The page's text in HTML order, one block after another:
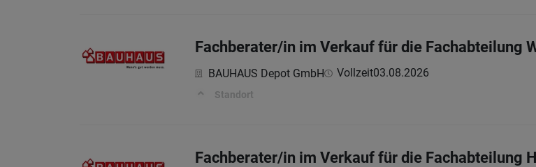
Fachberater/in im Verkauf für die Fachabteilung
BAUHAUS Depot GmbH Vollzeit03.08.2026
Standort
Fachberater/in im Verkauf für die Fachabteilung